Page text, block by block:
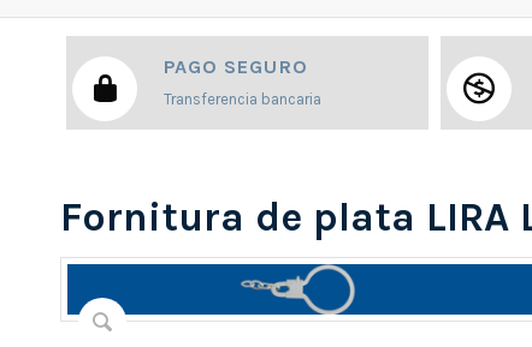
PAGO SEGURO
Transferencia bancaria
Fornitura de plata LIRA